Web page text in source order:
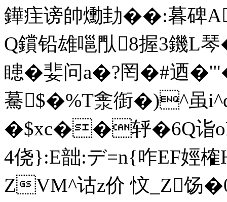
鏵疰谤帥爋劸��:暮
Q鑜铅雄嗈閄8握3鐖
瞣�婓 问a�?罔�#迺
驀$�%T淾衘�)^虽
�$xc��轷�6Q诣
4侥}:E韷:デ=n{咋EF娙
ZVM^诂z价 忟_Z饧